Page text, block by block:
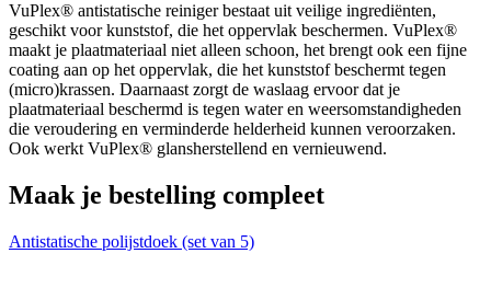
VuPlex® antistatische reiniger bestaat uit veilige ingrediënten,
geschikt voor kunststof, die het oppervlak beschermen. VuPlex®
maakt je plaatmateriaal niet alleen schoon, het brengt ook een fijne
coating aan op het oppervlak, die het kunststof beschermt tegen
(micro)krassen. Daarnaast zorgt de waslaag ervoor dat je
plaatmateriaal beschermd is tegen water en weersomstandigheden
die veroudering en verminderde helderheid kunnen veroorzaken.
Ook werkt VuPlex® glansherstellend en vernieuwend.
Maak je bestelling compleet
Antistatische polijstdoek (set van 5)